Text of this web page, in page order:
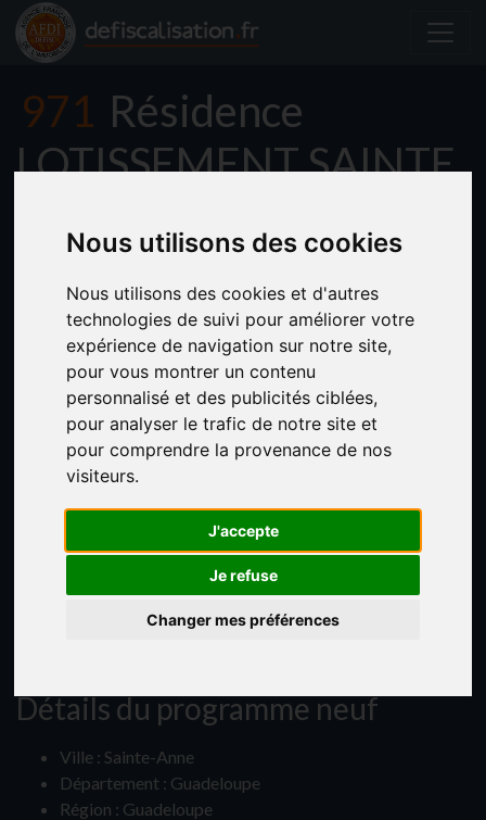
Nous utilisons des cookies
Nous utilisons des cookies et d'autres
technologies de suivi pour améliorer votre
expérience de navigation sur notre site,
pour vous montrer un contenu
personnalisé et des publicités ciblées,
pour analyser le trafic de notre site et
pour comprendre la provenance de nos
visiteurs.
J'accepte
Je refuse
Changer mes préférences
971 Résidence
LOTISSEMENT SAINTE
Détails du programme neuf
Ville : Sainte-Anne
Département : Guadeloupe
Région : Guadeloupe